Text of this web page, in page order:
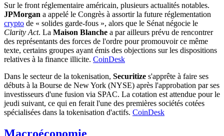
Sur le front réglementaire américain, plusieurs actualités notables.
JPMorgan a appelé le Congrès à assortir la future réglementation
crypto de « solides garde-fous », alors que le Sénat négocie le
Clarity Act. La Maison Blanche a par ailleurs prévu de rencontrer
des représentants des forces de l'ordre pour promouvoir ce même
texte, certains groupes ayant émis des objections sur les dispositions
relatives à la finance illicite. CoinDesk
Dans le secteur de la tokenisation, Securitize s'apprête à faire ses
débuts à la Bourse de New York (NYSE) après l'approbation par ses
investisseurs d'une fusion via SPAC. La cotation est attendue pour le
jeudi suivant, ce qui en ferait l'une des premières sociétés cotées
spécialisées dans la tokenisation d'actifs. CoinDesk
Macroéconomie